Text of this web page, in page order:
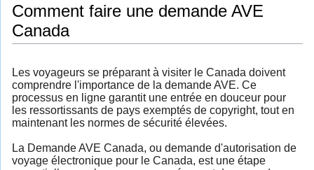
Comment faire une demande AVE
Canada
Les voyageurs se préparant à visiter le Canada doivent
comprendre l'importance de la demande AVE. Ce
processus en ligne garantit une entrée en douceur pour
les ressortissants de pays exemptés de copyright, tout en
maintenant les normes de sécurité élevées.
La Demande AVE Canada, ou demande d'autorisation de
voyage électronique pour le Canada, est une étape